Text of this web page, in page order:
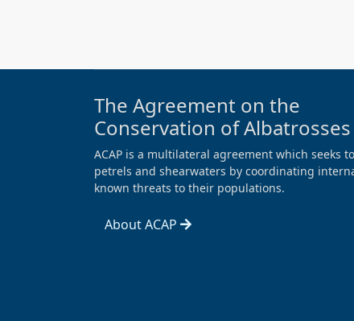
The Agreement on the
Conservation of
ACAP is a multilateral agreement which seeks
petrels and shearwaters by coordinating
known threats to their populations.
About ACAP